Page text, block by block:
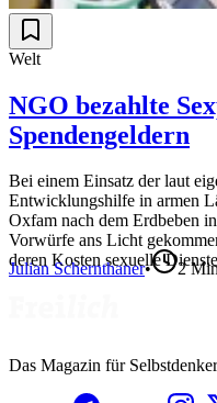
Welt
NGO bezahlte
Spendengeldern
Bei einem Einsatz der laut
Entwicklungshilfe in armen
Oxfam nach dem Erdbeben
Vorwürfe ans Licht
deren Kosten sexuelle
Julian Schernthaner• 2
Das Magazin für